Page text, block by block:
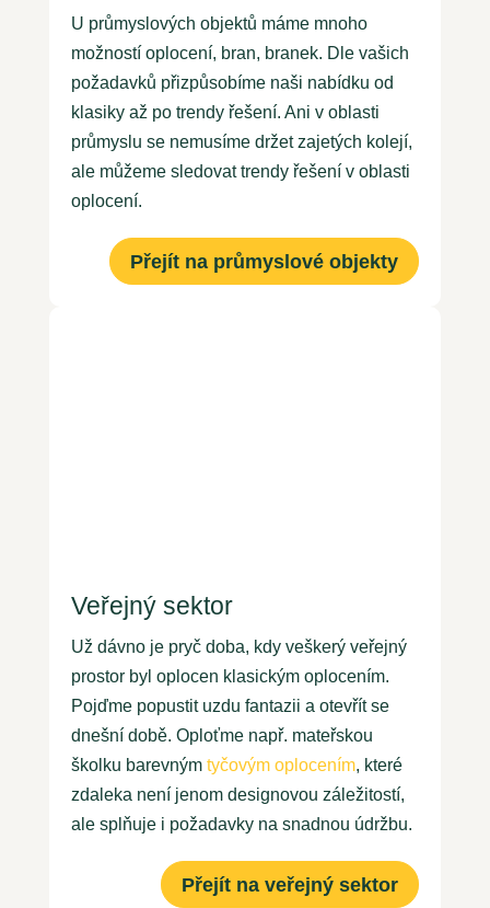
U průmyslových objektů máme mnoho
možností oplocení, bran, branek. Dle vašich
požadavků přizpůsobíme naši nabídku od
klasiky až po trendy řešení. Ani v oblasti
průmyslu se nemusíme držet zajetých kolejí,
ale můžeme sledovat trendy řešení v oblasti
oplocení.
Přejít na průmyslové objekty
Veřejný sektor
Už dávno je pryč doba, kdy veškerý veřejný
prostor byl oplocen klasickým oplocením.
Pojďme popustit uzdu fantazii a otevřít se
dnešní době. Oploťme např. mateřskou
školku barevným tyčovým oplocením, které
zdaleka není jenom designovou záležitostí,
ale splňuje i požadavky na snadnou údržbu.
Přejít na veřejný sektor